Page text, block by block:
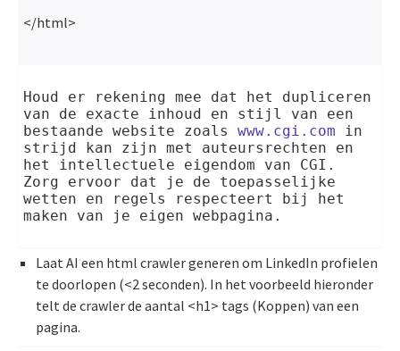
</html>
Houd er rekening mee dat het dupliceren
van de exacte inhoud en stijl van een
bestaande website zoals www.cgi.com in
strijd kan zijn met auteursrechten en
het intellectuele eigendom van CGI.
Zorg ervoor dat je de toepasselijke
wetten en regels respecteert bij het
maken van je eigen webpagina.
Laat AI een html crawler generen om LinkedIn profielen
te doorlopen (<2 seconden). In het voorbeeld hieronder
telt de crawler de aantal <h1> tags (Koppen) van een
pagina.